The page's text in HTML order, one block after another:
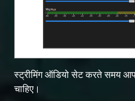
स्ट्रीमिंग ऑडियो सेट करते समय
चाहिए।